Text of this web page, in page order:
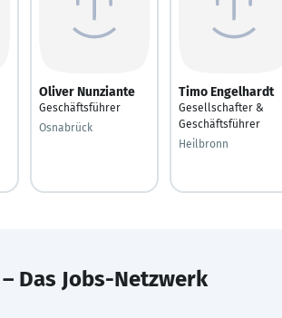
Oliver Nunziante
Geschäftsführer
Osnabrück
Timo Engelhardt
Gesellschafter &
Geschäftsführer
Heilbronn
– Das Jobs-Netzwerk